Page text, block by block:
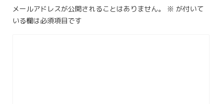
メールアドレスが公開されることはありません。 ※ が付いて
いる欄は必須項目です